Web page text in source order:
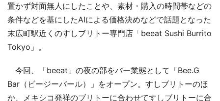
置かず対面無人にしたことや、素材・購入の時間帯などの
条件などを基にしたAIによる価格決めなどで話題となった
末広町駅近くのすしブリトー専門店「beeat Sushi Burrito
Tokyo」。
今回、「beeat」の夜の部をバー業態として「Bee.G
Bar（ビージーバール）」をオープン。すしブリトーのほ
か、メキシコ発祥のブリトーに合わせてすしブリトーに合